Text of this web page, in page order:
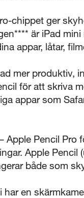
chippet ger
är iPad
appar, låtar,
mer
för att skriva
appar som
Apple Pencil
Apple Pencil
både som
har en